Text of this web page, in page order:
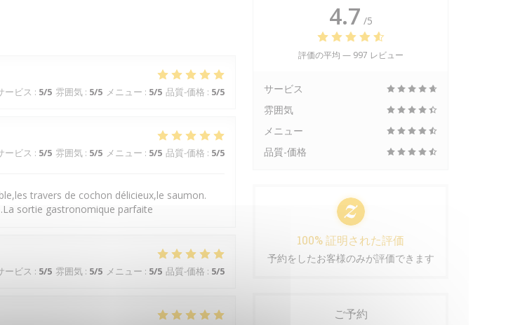
ービス : 5/5 雰囲気 : 5/5 メニュー : 5/5 品質-価格 : 5/5
ービス : 5/5 雰囲気 : 5/5 メニュー : 5/5 品質-価格 : 5/5
travers de cochon délicieux,le saumon.
sortie gastronomique parfaite
ービス : 5/5 雰囲気 : 5/5 メニュー : 5/5 品質-価格 : 5/5
4.7 /5
評価の平均 — 997 レビュー
サービス
雰囲気
メニュー
品質-価格
100% 証明された評価
予約をしたお客様のみが評価できます
ご予約